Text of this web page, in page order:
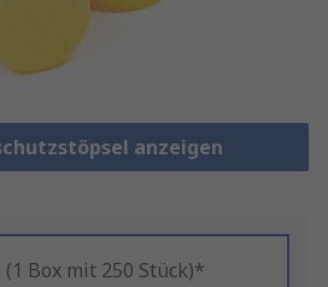
anzeigen
Box mit 250 Stück)*